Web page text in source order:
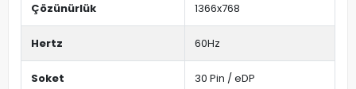
Çözünürlük 1366x768
Hertz 60Hz
Soket 30 Pin / eDP